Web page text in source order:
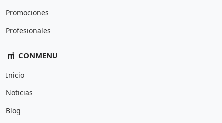
Promociones
Profesionales
CONMENU
Inicio
Noticias
Blog